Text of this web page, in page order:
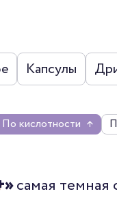
Капсулы
По кислотности ↑
самая темная